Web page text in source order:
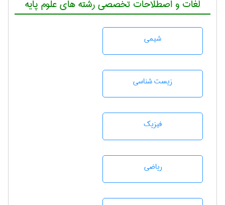
لغات و اصطلاحات تخصصی رشته های علوم پایه
شيمی
زيست شناسی
فیزیک
رياضی